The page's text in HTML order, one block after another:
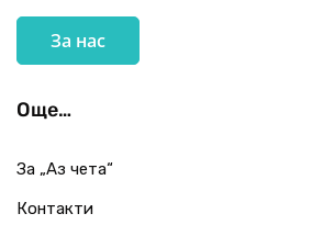
За нас
Още…
За „Аз чета“
Контакти